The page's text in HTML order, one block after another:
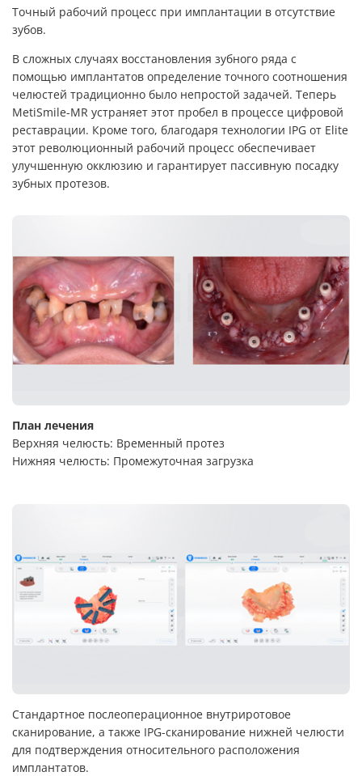
Точный рабочий процесс при имплантации в отсутствие
зубов.
В сложных случаях восстановления зубного ряда с
помощью имплантатов определение точного соотношения
челюстей традиционно было непростой задачей. Теперь
MetiSmile-MR устраняет этот пробел в процессе цифровой
реставрации. Кроме того, благодаря технологии IPG от Elite
этот революционный рабочий процесс обеспечивает
улучшенную окклюзию и гарантирует пассивную посадку
зубных протезов.
План лечения
Верхняя челюсть: Временный протез
Нижняя челюсть: Промежуточная загрузка
Стандартное послеоперационное внутриротовое
сканирование, а также IPG-сканирование нижней челюсти
для подтверждения относительного расположения
имплантатов.